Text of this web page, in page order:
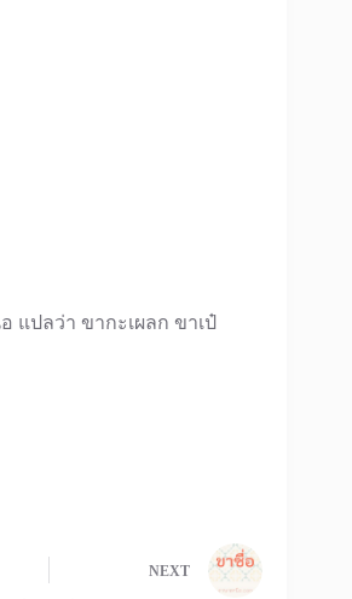
แปลว่า ขากะเผลก ขาเป๋
NEXT